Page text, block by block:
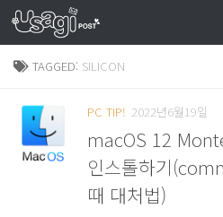
TAGGED: SILICON
PC TIP! 2022년6월19일
macOS 12
인스톨하기
때 대처법)